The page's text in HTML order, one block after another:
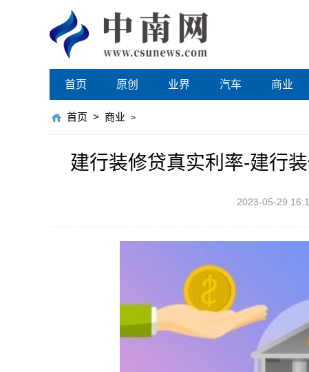
首页 原创 业界 汽车 商业
首页 > 商业 >
建行装修贷真实利率-建行
2023-05-29